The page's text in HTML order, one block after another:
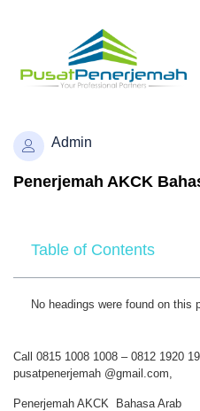
Admin
Penerjemah AKCK
Table of Contents
No headings were found on this
Call 0815 1008 1008 – 0812 1920
pusatpenerjemah @gmail.com,
Penerjemah AKCK Bahasa Arab